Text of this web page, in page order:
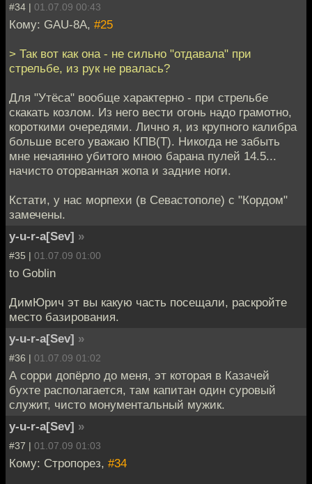
#34 | 01.07.09 00:43
Кому: GAU-8A, #25
> Так вот как она - не сильно "отдавала" при
стрельбе, из рук не рвалась?
Для "Утёса" вообще характерно - при стрельбе
скакать козлом. Из него вести огонь надо грамотно,
короткими очередями. Лично я, из крупного калибра
больше всего уважаю КПВ(Т). Никогда не забыть
мне нечаянно убитого мною барана пулей 14.5...
начисто оторванная жопа и задние ноги.
Кстати, у нас морпехи (в Севастополе) с "Кордом"
замечены.
y-u-r-a[Sev] »
#35 | 01.07.09 01:00
to Goblin
ДимЮрич эт вы какую часть посещали, раскройте
место базирования.
y-u-r-a[Sev] »
#36 | 01.07.09 01:02
А сорри допёрло до меня, эт которая в Казачей
бухте располагается, там капитан один суровый
служит, чисто монументальный мужик.
y-u-r-a[Sev] »
#37 | 01.07.09 01:03
Кому: Стропорез, #34